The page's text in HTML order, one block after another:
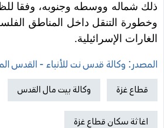
ذلك شماله ووسطه وجنوبه، وفقا
وخطورة التنقل داخل المناطق
الغارات الإسرائيلية.
المصدر: وكالة قدس نت للأنباء - القدس
قطاع غزة وكالة بيت مال القدس
اغاثة سكان قطاع غزة